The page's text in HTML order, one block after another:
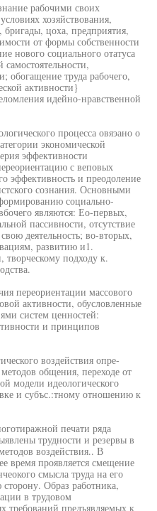
рабочими своих
хозяйствования,
бригады, цоха, предприятия,
от формы собственности
нового социального отатуса
самостоятельности,
обогащение труда рабочего,
активности}
идейно-нравственной
процесса овяэано о
экономической
эффективности
с веповых
эффективность и преодоление
сознания. Основными
социально-
являются: Ео-первых,
пассивности, отсутствие
деятельность; во-вторых,
развитию и1.
подходу к.
переориентации массового
активности, обусловленные
систем ценностей:
и принципов
воздействия опре-
общения, переходе от
модели идеологического
и субъс.:тному отношению к
печати ряда
трудности и резервы в
воздействия.. В
время проявляется смещение
смысла труда на его
Образ работника,
в трудовом
требований предъявляемых к